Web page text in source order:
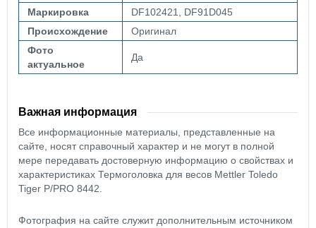
Маркировка
DF102421, DF91D045
Происхождение
Оригинал
Фото
актуальное
Да
Важная информация
Все информационные материалы, представленные на
сайте, носят справочный характер и не могут в полной
мере передавать достоверную информацию о свойствах и
характеристиках Термоголовка для весов Mettler Toledo
Tiger P/PRO 8442.
Фотография на сайте служит дополнительным источником